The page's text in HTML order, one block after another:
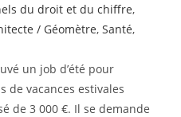
du droit et du chiffre,
/ Géomètre,Santé,
un job d’été pour
de vacances estivales
de 3 000 €. Il se demande